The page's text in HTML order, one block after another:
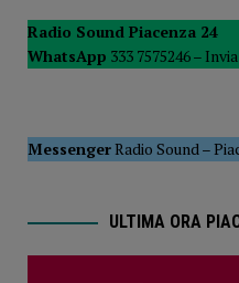
POLITICA
[ 5 Agosto 2026
Radio Sound Piacenza 24
WhatsApp 333 7575246 – Invia
MessengerRadio Sound–
ULTIMA ORA